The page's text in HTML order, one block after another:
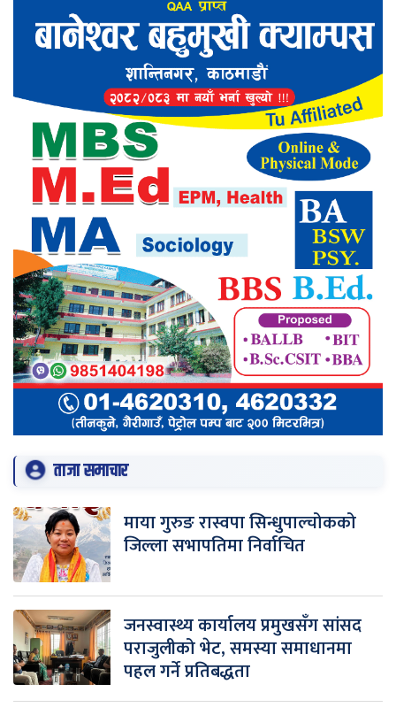
ताजा समाचार
माया गुरुङ रास्वपा सिन्धुपाल्चोकको
जिल्ला सभापतिमा निर्वाचित
जनस्वास्थ्य कार्यालय प्रमुखसँग सांसद
पराजुलीको भेट, समस्या समाधानमा
पहल गर्ने प्रतिबद्धता